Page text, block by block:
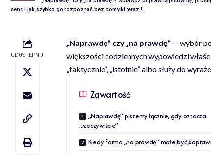
sens i jak szybko go rozpoznać bez pomyłki teraz.!
UDOSTĘPNIJ
„Naprawdę” czy „na prawdę” — wybór
większości codziennych wypowiedzi
„faktycznie”, „istotnie” albo służy do
Zawartość
„Naprawdę” piszemy łącznie, gdy oznacza
„rzeczywiście”
Kiedy forma „na prawdę” może być